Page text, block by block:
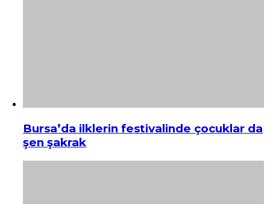
Bursa’da ilklerin festivalinde çocuklar da
şen şakrak